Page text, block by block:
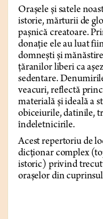
Orașele și satele
istorie, mărturii de
pașnică creatoare.
donație ele au luat
domnești și
țăranilor liberi ca
sedentare.
veacuri, reflectă
materială și ideală a
obiceiurile, datinile,
îndeletnicirile.
Acest repertoriu de
dicționar complex
istoric) privind
orașelor din